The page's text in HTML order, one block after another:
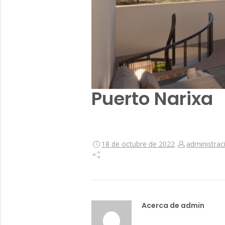
Puerto Narixa
18 de octubre de 2022
Acerca de admin